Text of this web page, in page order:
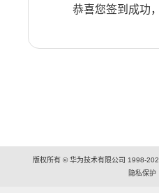
恭喜您签到成功
版权所有 © 华为技术有限公司 1998-
隐私保护